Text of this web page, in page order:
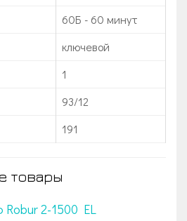
60Б - 60 минут
ключевой
1
93/12
191
товары